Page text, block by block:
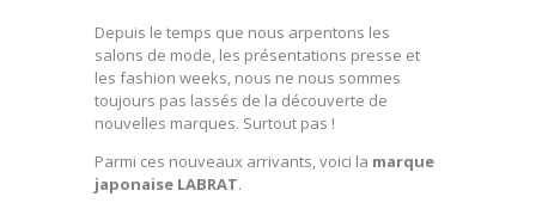
Depuis le temps que nous arpentons les
salons de mode, les présentations presse et
les fashion weeks, nous ne nous sommes
toujours pas lassés de la découverte de
nouvelles marques. Surtout pas !
Parmi ces nouveaux arrivants, voici la marque
japonaise LABRAT.